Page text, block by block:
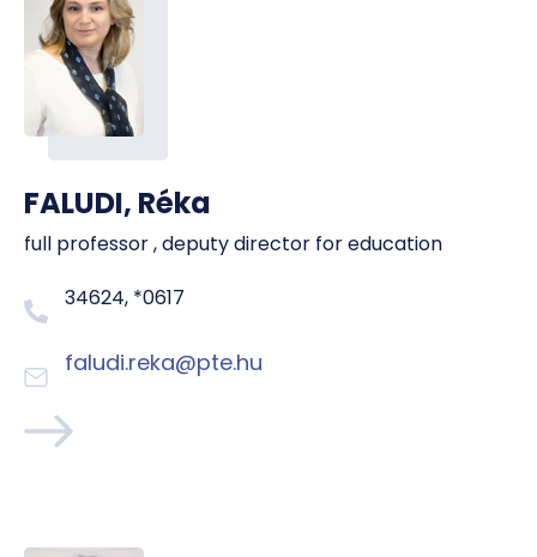
FALUDI, Réka
full professor , deputy director for education
34624, *0617
faludi.reka@pte.hu